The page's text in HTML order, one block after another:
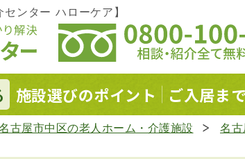
ンター ハローケア】
施設選びのポイント ご入居ま
古屋市中区の老人ホーム・介護施設
名